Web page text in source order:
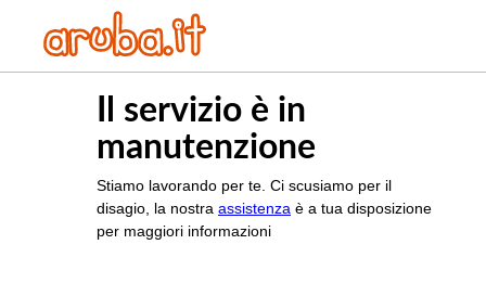
Il servizio è in
manutenzione
Stiamo lavorando per te. Ci scusiamo per il
disagio, la nostra assistenza è a tua disposizione
per maggiori informazioni